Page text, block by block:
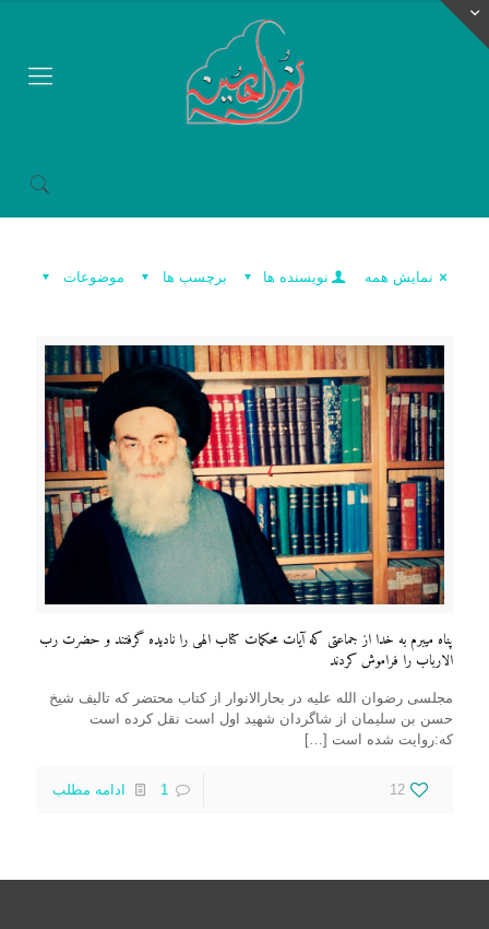
موضوعات برچسب ها نویسنده ها نمایش همه
پناه میبرم به خدا از جماعتی که آیات محکمات کتاب الهی را نادیده گرفتند و حضرت رب
الارباب را فراموش کردند
مجلسی رضوان الله علیه در بحارالانوار از کتاب محتضر که تالیف شیخ
حسن بن سلیمان از شاگردان شهید اول است نقل کرده است
که:روایت شده است […]
12
1 ادامه مطلب